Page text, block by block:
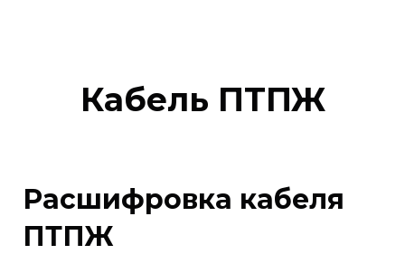
Кабель ПТПЖ
Расшифровка кабеля
ПТПЖ